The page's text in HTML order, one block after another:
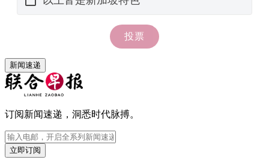
新闻速递
订阅新闻速递，洞悉时代脉搏。
立即订阅